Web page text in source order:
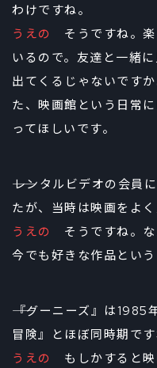
わけですね。
うえの
そうですね。楽
いるので。友達と一緒
出てくるじゃないです
た、映画館という日常
ってほしいです。
――レンタルビデオの会員
たが、当時は映画をよ
うえの
そうですね。な
今でも好きな作品とい
――『グーニーズ』は
冒険』とほぼ同時期です
うえの
もしかすると映